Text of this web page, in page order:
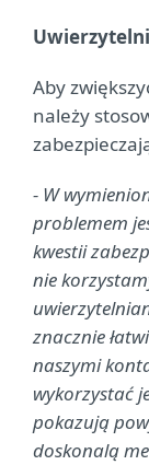
Aby
należy
- W
problemem
kwestii
nie
znacznie
naszymi
wykorzystać
pokazują
doskonalą